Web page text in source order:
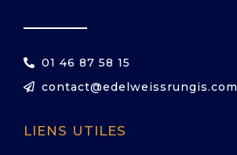
01 46 87 58 15
contact@edelweissrungis.com
LIENS UTILES